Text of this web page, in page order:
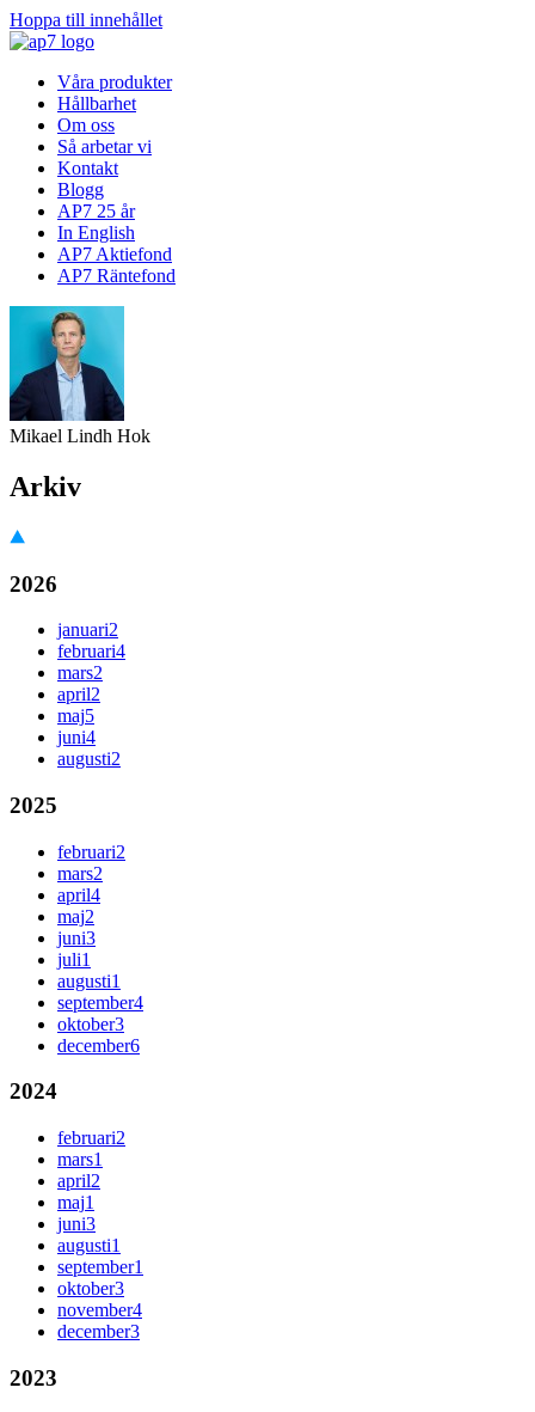
Hoppa till innehållet
Våra produkter
Hållbarhet
Om oss
Så arbetar vi
Kontakt
Blogg
AP7 25 år
In English
AP7 Aktiefond
AP7 Räntefond
Mikael Lindh Hok
Arkiv
2026
januari2
februari4
mars2
april2
maj5
juni4
augusti2
2025
februari2
mars2
april4
maj2
juni3
juli1
augusti1
september4
oktober3
december6
2024
februari2
mars1
april2
maj1
juni3
augusti1
september1
oktober3
november4
december3
2023